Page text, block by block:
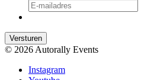
© 2026 Autorally Events
Instagram